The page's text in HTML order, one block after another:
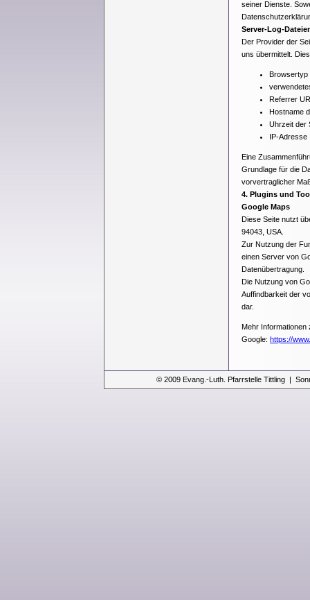
seiner Dienste.
Server-Log-
Der Provider der
uns übermittelt.
Browsertyp
Referrer
Hostname
Uhrzeit der
IP-Adresse
Eine
Grundlage für die
vorvertraglicher
4. Plugins und
Google Maps
Diese Seite nutzt
94043, USA.
Zur Nutzung der
einen Server von
Datenübertragung.
Die Nutzung von
Auffindbarkeit der
dar.
Mehr Informationen
Google: https://
© 2009 Evang.-Luth. Pfarrstelle Tittling |